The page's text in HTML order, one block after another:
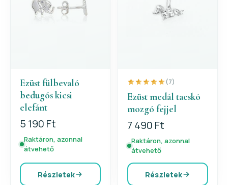
Ezüst fülbevaló
bedugós kicsi
elefánt
5 190 Ft
Raktáron, azonnal
átvehető
Részletek
(7)
Ezüst medál tacskó
mozgó fejjel
7 490 Ft
Raktáron, azonnal
átvehető
Részletek